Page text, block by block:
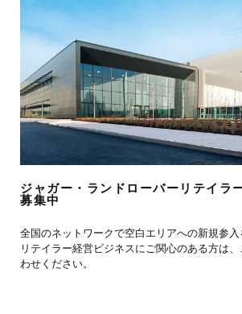
ジャガー・ランドローバーリテイラ
募集中
全国のネットワークで空白エリアへの新規参入
リテイラー経営ビジネスにご関心のある方は
わせください。